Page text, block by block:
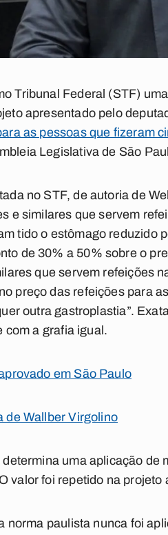
Tribunal Federal (STF)
apresentado pelo
as pessoas que fizeram
Legislativa de São
no STF, de autoria de
e similares que servem
tido o estômago reduzido
de 30% a 50% sobre o
que servem refeições
preço das refeições para
outra gastroplastia”.
com a grafia igual.
em São Paulo
de Wallber Virgolino
uma aplicação de
valor foi repetido na
norma paulista nunca foi